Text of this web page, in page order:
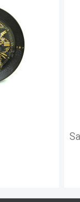
Saat Çarklı Köstek